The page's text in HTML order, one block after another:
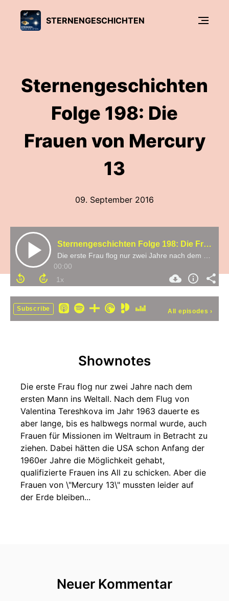
STERNENGESCHICHTEN
Sternengeschichten
Folge 198: Die
Frauen von Mercury
13
09. September 2016
Sternengeschichten Folge 198: Die Frauen von Mercury 13
00:00
Subscribe All episodes ›
Shownotes
Die erste Frau flog nur zwei Jahre nach dem
ersten Mann ins Weltall. Nach dem Flug von
Valentina Tereshkova im Jahr 1963 dauerte es
aber lange, bis es halbwegs normal wurde, auch
Frauen für Missionen im Weltraum in Betracht zu
ziehen. Dabei hätten die USA schon Anfang der
1960er Jahre die Möglichkeit gehabt,
qualifizierte Frauen ins All zu schicken. Aber die
Frauen von \"Mercury 13\" mussten leider auf
der Erde bleiben...
Neuer Kommentar